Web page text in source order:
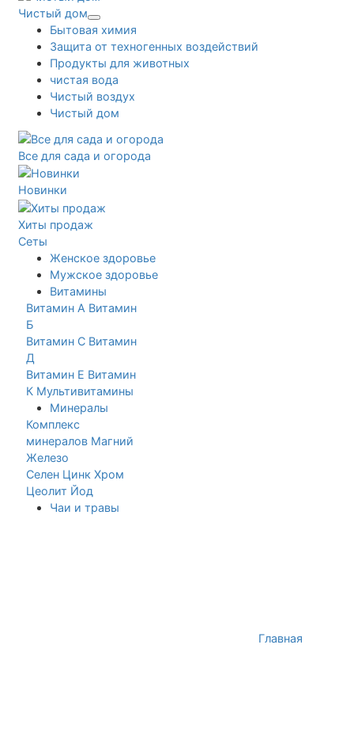
Чистый дом
Бытовая химия
Защита от техногенных воздействий
Продукты для животных
чистая вода
Чистый воздух
Чистый дом
Все для сада и огорода
Новинки
Хиты продаж
Сеты
Женское здоровье
Мужское здоровье
Витамины
Витамин А Витамин
Б
Витамин С Витамин
Д
Витамин Е Витамин
К Мультивитамины
Минералы
Комплекс
минералов Магний
Железо
Селен Цинк Хром
Цеолит Йод
Чаи и травы
Главная